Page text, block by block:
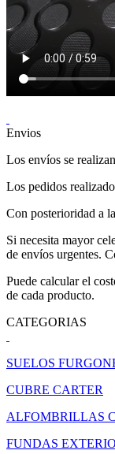
Envios
Los envíos se
Los pedidos
Con posterioridad a
Si necesita mayor
de envíos urgentes.
Puede calcular el
de cada producto.
CATEGORIAS
SUELOS
CUBRE CARTER
ALFOMBRILLAS
FUNDAS